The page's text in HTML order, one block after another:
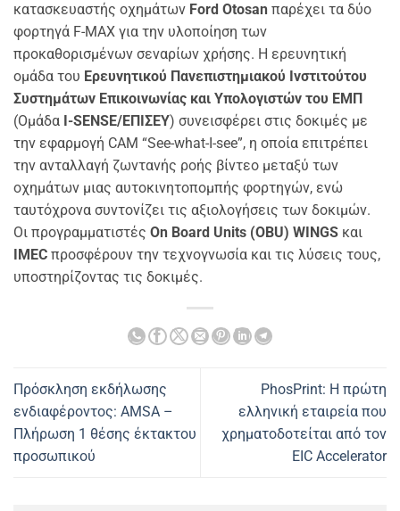
κατασκευαστής οχημάτων Ford Otosan παρέχει τα δύο
φορτηγά F-MAX για την υλοποίηση των
προκαθορισμένων σεναρίων χρήσης. Η ερευνητική
ομάδα του Ερευνητικού Πανεπιστημιακού Ινστιτούτου
Συστημάτων Επικοινωνίας και Υπολογιστών του ΕΜΠ
(Ομάδα I-SENSE/ΕΠΙΣΕΥ) συνεισφέρει στις δοκιμές με
την εφαρμογή CAM “See-what-I-see”, η οποία επιτρέπει
την ανταλλαγή ζωντανής ροής βίντεο μεταξύ των
οχημάτων μιας αυτοκινητοπομπής φορτηγών, ενώ
ταυτόχρονα συντονίζει τις αξιολογήσεις των δοκιμών.
Οι προγραμματιστές On Board Units (OBU) WINGS και
IMEC προσφέρουν την τεχνογνωσία και τις λύσεις τους,
υποστηρίζοντας τις δοκιμές.
Πρόσκληση εκδήλωσης
ενδιαφέροντος: AMSA –
Πλήρωση 1 θέσης έκτακτου
προσωπικού
PhosPrint: Η πρώτη
ελληνική εταιρεία που
χρηματοδοτείται από τον
EIC Accelerator